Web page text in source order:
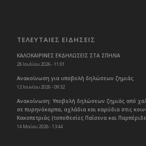
ΤΕΛΕΥΤΑΙΕΣ ΕΙΔΗΣΕΙΣ
ΚΑΛΟΚΑΙΡΙΝΕΣ ΕΚΔΗΛΩΣΕΙΣ ΣΤΑ ΣΠΗΛΙΑ
28 Ιουλίου 2026 - 11:01
Ανακοίνωση για υποβολή δηλώσεων ζημιάς
12 Ιουνίου 2026 - 09:32
Ανακοίνωση: Υποβολή δηλώσεων ζημιάς από
σε πυρηνόκαρπα, αχλάδια και καρύδια στις
Κακοπετριάς (τοποθεσίες Παΐσενα και
14 Μαΐου 2026 - 13:44